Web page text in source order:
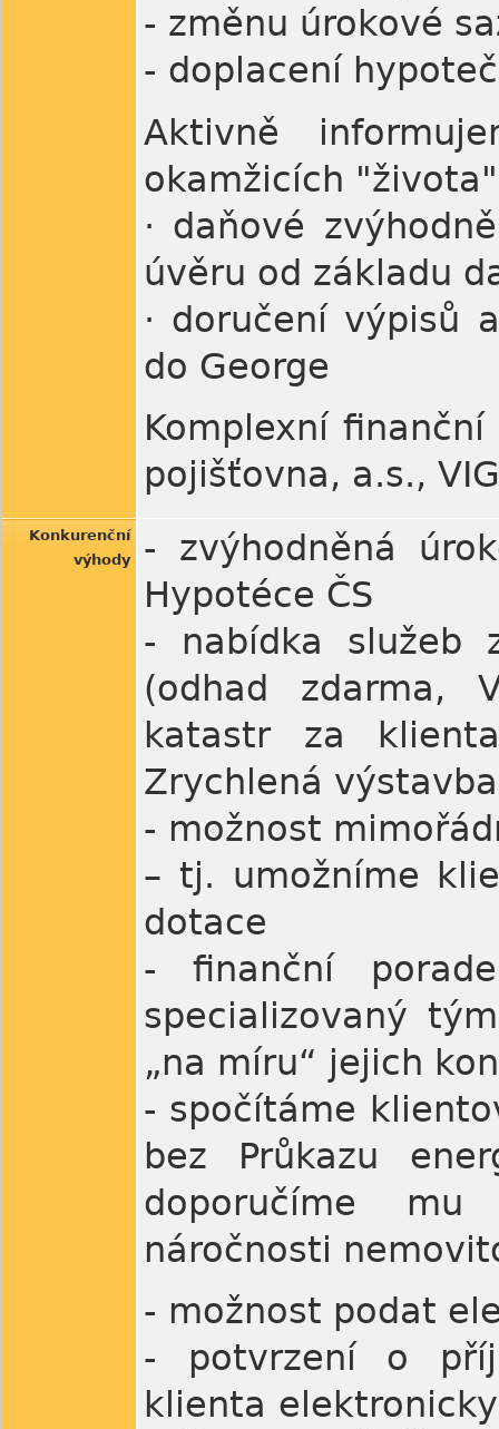
- změnu úrokové
- doplacení
Aktivně
okamžicích
· daňové
úvěru od základu
· doručení výpisů
do George
Komplexní
pojišťovna, a.s., VIG
Konkurenční
výhody
- zvýhodněná
Hypotéce ČS
- nabídka služeb
(odhad zdarma,
katastr za
Zrychlená
- možnost
– tj. umožníme
dotace
- finanční
specializovaný
„na míru“ jejich
- spočítáme
bez Průkazu
doporučíme
náročnosti
- možnost podat
- potvrzení o
klienta